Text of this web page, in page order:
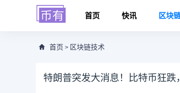
首页 快讯 区块
首页 > 区块链技术
特朗普突发大消息！比特币狂跌